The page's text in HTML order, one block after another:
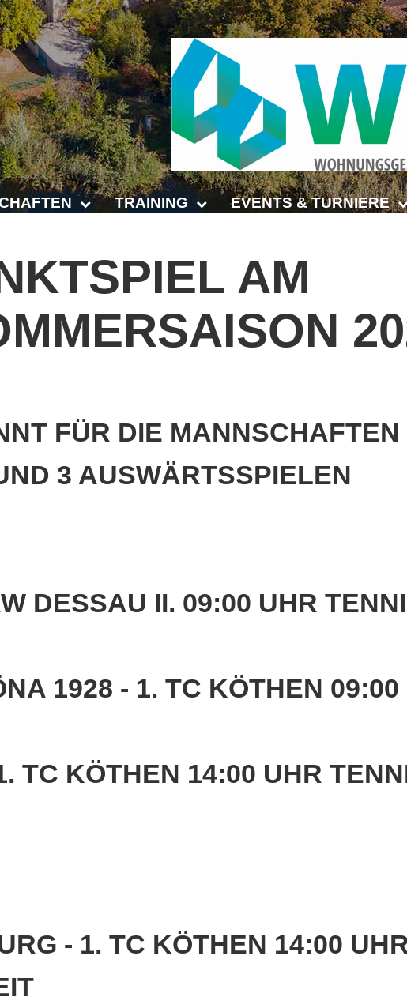
Wintersaison 2025/2026
TRAINING
Trainer
Platz buchen
Kinder- und Jugendtraining
EVENTS & TURNIERE
4-Städte-Turnier
Unternehmer-Cup 2026
5. Kreismeisterschaften Anhalt
AM
FÜR DIE MANNSCHAFTEN
3 AUSWÄRTSSPIELEN
DESSAU II. 09:00 UHR
1928 - 1. TC KÖTHEN 09:00
TC KÖTHEN 14:00 UHR
- 1. TC KÖTHEN 14:00 UHR